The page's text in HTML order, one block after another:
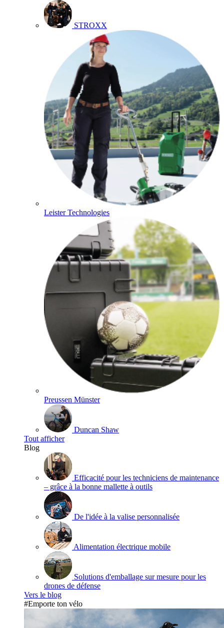
STROXX
Leister Technologies
Preussen Münster
Duncan Shaw
Tout afficher
Blog
Efficacité pour les techniciens de maintenance
– grâce à la bonne mallette à outils
De l'idée à la valise personnalisée
Alimentation électrique mobile
Solutions d'emballage sur mesure pour les
drones de défense
Vers le blog
#Emporte ton vélo